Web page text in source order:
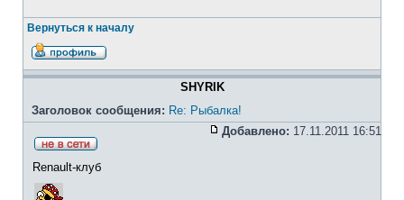
Вернуться к началу
SHYRIK
Заголовок сообщения: Re: Рыбалка!
Добавлено: 17.11.2011 16:51
Renault-клуб